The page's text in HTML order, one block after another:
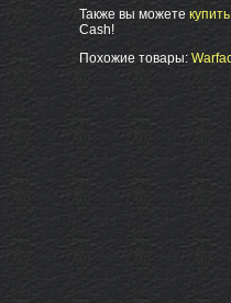
Также вы можете
Cash!
Похожие товары: